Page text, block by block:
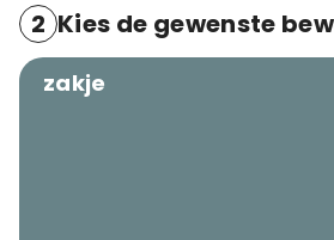
2 Kies de gewenste
zakje